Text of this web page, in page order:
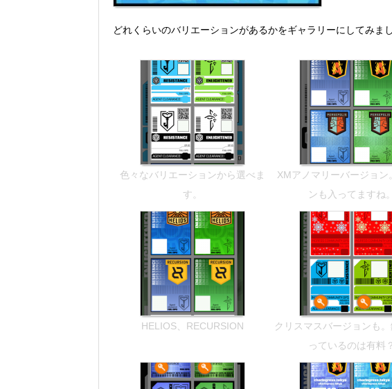
どれくらいのバリエーションがあるかをギャラリーにしてみまし
色々なバリエーションから選べま
す。
XMアノマリーバージョン
ンも入ってますね。
HELIOS、RECURSION
クリスマスバージョンも
っているのは有料？